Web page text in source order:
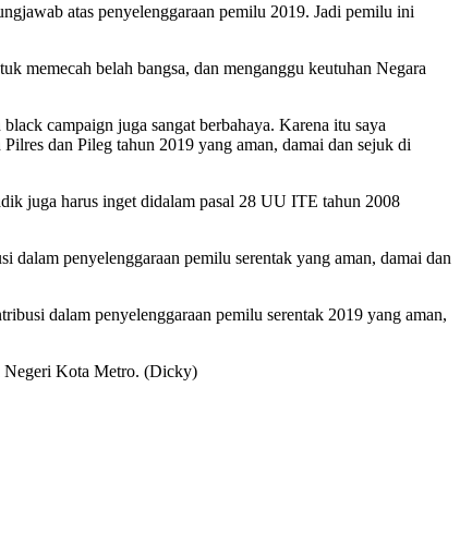
atas penyelenggaraan pemilu 2019. Jadi pemilu ini
memecah belah bangsa, dan menganggu keutuhan Negara
campaign juga sangat berbahaya. Karena itu saya
dan Pileg tahun 2019 yang aman, damai dan sejuk di
juga harus inget didalam pasal 28 UU ITE tahun 2008
penyelenggaraan pemilu serentak yang aman, damai dan
dalam penyelenggaraan pemilu serentak 2019 yang aman,
Negeri Kota Metro. (Dicky)